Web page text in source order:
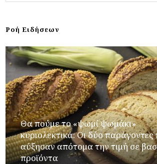
Ροή Ειδήσεων
Θα πούμε το «ψωμί ψωμάκι»
κυριολεκτικά: Οι δύο
αύξησαν απότομα την τιμή σε
προϊόντα